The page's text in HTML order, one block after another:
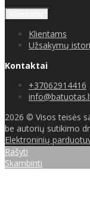
Klientams
Užsakymų
Kontaktai
+37062914416
2026 © Visos teisės
be autorių sutikimo
Elektroninių
Rašyti
Skambinti